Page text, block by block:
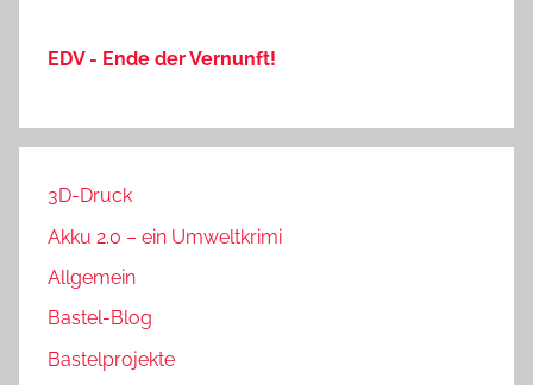
EDV - Ende der Vernunft!
3D-Druck
Akku 2.0 – ein Umweltkrimi
Allgemein
Bastel-Blog
Bastelprojekte